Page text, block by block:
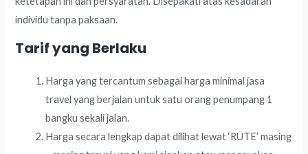
individu tanpa paksaan.
Tarif yang Berlaku
Harga yang tercantum sebagai harga minimal jasa
travel yang berjalan untuk satu orang penumpang 1
bangku sekali jalan.
Harga secara lengkap dapat dilihat lewat ‘RUTE’ masing